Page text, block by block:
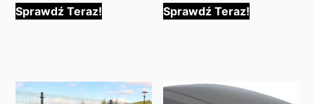
Sprawdź Teraz! Sprawdź Teraz!